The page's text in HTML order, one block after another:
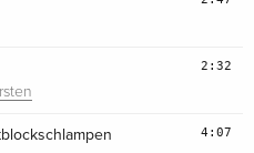
2:32
4:07